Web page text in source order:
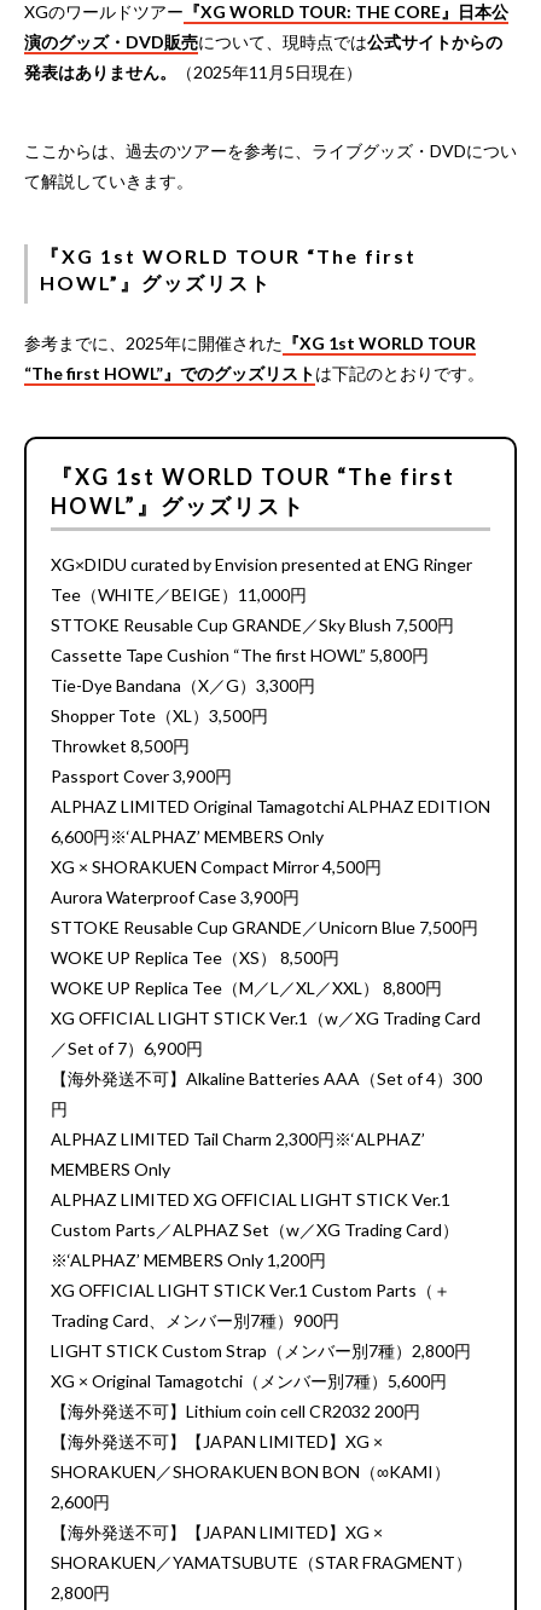
XGのワールドツアー 『XG WORLD TOUR: THE CORE』日本公
演のグッズ・DVD販売について、現時点では公式サイトからの
発表はありません。
（2025年11月5日現在）
ここからは、過去のツアーを参考に、ライブグッズ・DVDについ
て解説していきます。
『XG 1st WORLD TOUR “The first
HOWL”』グッズリスト
参考までに、2025年に開催された 『XG 1st WORLD TOUR
“The first HOWL”』でのグッズリストは下記のとおりです。
『XG 1st WORLD TOUR “The first
HOWL”』グッズリスト
XG×DIDU curated by Envision presented at ENG Ringer
Tee（WHITE／BEIGE）11,000円
STTOKE Reusable Cup GRANDE／Sky Blush 7,500円
Cassette Tape Cushion “The first HOWL” 5,800円
Tie-Dye Bandana（X／G）3,300円
Shopper Tote（XL）3,500円
Throwket 8,500円
Passport Cover 3,900円
ALPHAZ LIMITED Original Tamagotchi ALPHAZ EDITION
6,600円※‘ALPHAZ’ MEMBERS Only
XG × SHORAKUEN Compact Mirror 4,500円
Aurora Waterproof Case 3,900円
STTOKE Reusable Cup GRANDE／Unicorn Blue 7,500円
WOKE UP Replica Tee（XS） 8,500円
WOKE UP Replica Tee（M／L／XL／XXL） 8,800円
XG OFFICIAL LIGHT STICK Ver.1（w／XG Trading Card
／Set of 7）6,900円
【海外発送不可】Alkaline Batteries AAA（Set of 4）300
円
ALPHAZ LIMITED Tail Charm 2,300円※‘ALPHAZ’
MEMBERS Only
ALPHAZ LIMITED XG OFFICIAL LIGHT STICK Ver.1
Custom Parts／ALPHAZ Set（w／XG Trading Card）
※‘ALPHAZ’ MEMBERS Only 1,200円
XG OFFICIAL LIGHT STICK Ver.1 Custom Parts（＋
Trading Card、メンバー別7種）900円
LIGHT STICK Custom Strap（メンバー別7種）2,800円
XG × Original Tamagotchi（メンバー別7種）5,600円
【海外発送不可】Lithium coin cell CR2032 200円
【海外発送不可】【JAPAN LIMITED】XG ×
SHORAKUEN／SHORAKUEN BON BON（∞KAMI）
2,600円
【海外発送不可】【JAPAN LIMITED】XG ×
SHORAKUEN／YAMATSUBUTE（STAR FRAGMENT）
2,800円